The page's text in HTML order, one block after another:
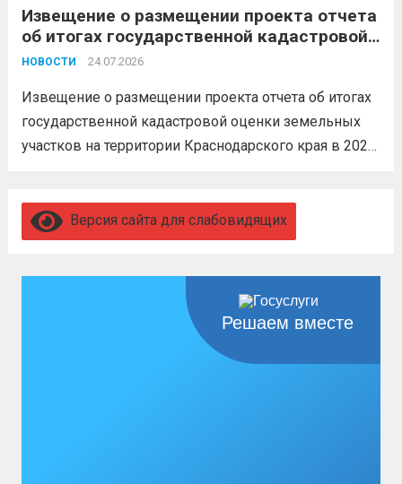
невозможен без вашего согласия,
увольнение по окончании срока
гарантировано. Регион предоставляет
бойцам множество мер поддержки:
3,4 млн рублей единовременно;...
Извещение о размещении проекта отчета
об итогах государственной кадастровой
оценки земельных участков на
году
НОВОСТИ 24.07.2026
Извещение о размещении проекта отчета об итогах
государственной кадастровой оценки земельных
участков на территории Краснодарского края в 2026
Версия сайта для слабовидящих
Решаем вместе